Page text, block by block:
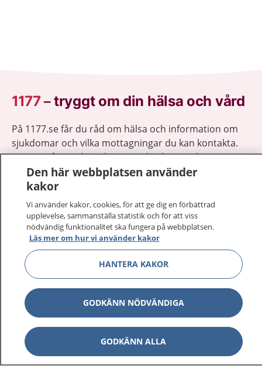
1177–tryggt om din hälsa och vård
På 1177.se får du råd om hälsa och information om
sjukdomar och vilka mottagningar du kan kontakta.
Logga in för att läsa din journal och göra dina
vårdärenden. Ring telefonnummer 1177 för
sjukvårdsrådgivning dygnet runt.
1177 ger dig råd när du vill må bättre.
1177 på flera språk Visa
Om 1177 Visa
Kontakt Visa
Den här webbplatsen använder
kakor
Vi använder kakor, cookies, för att ge dig en förbättrad
upplevelse, sammanställa statistik och för att viss
nödvändig funktionalitet ska fungera på webbplatsen.
Läs mer om hur vi använder kakor
HANTERA KAKOR
GODKÄNN NÖDVÄNDIGA
GODKÄNN ALLA